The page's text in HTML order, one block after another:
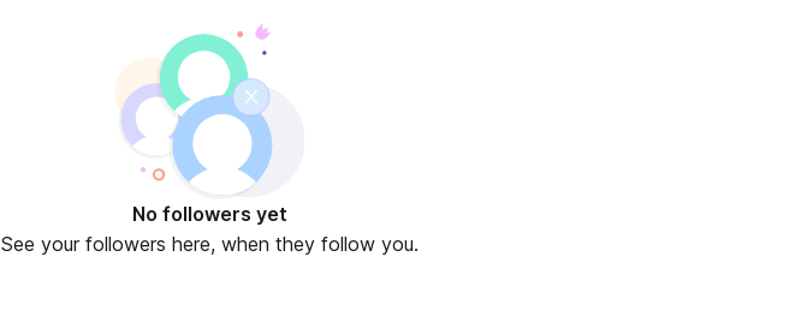
No followers yet
See your followers here, when they follow you.